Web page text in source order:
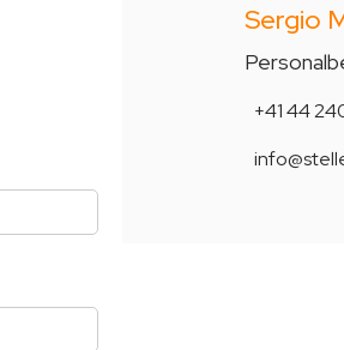
Sergio
+41 44